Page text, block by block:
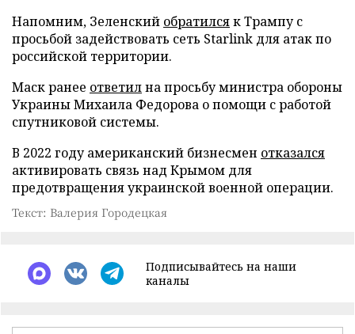
Напомним, Зеленский обратилсяк Трампу с
просьбой задействовать сеть Starlink для атак по
российской территории.
Маск ранее ответилна просьбу министра обороны
Украины Михаила Федорова о помощи с работой
спутниковой системы.
В 2022 году американский бизнесмен отказался
активировать связь над Крымом для
предотвращения украинской военной операции.
Текст: Валерия Городецкая
Подписывайтесь на наши
каналы